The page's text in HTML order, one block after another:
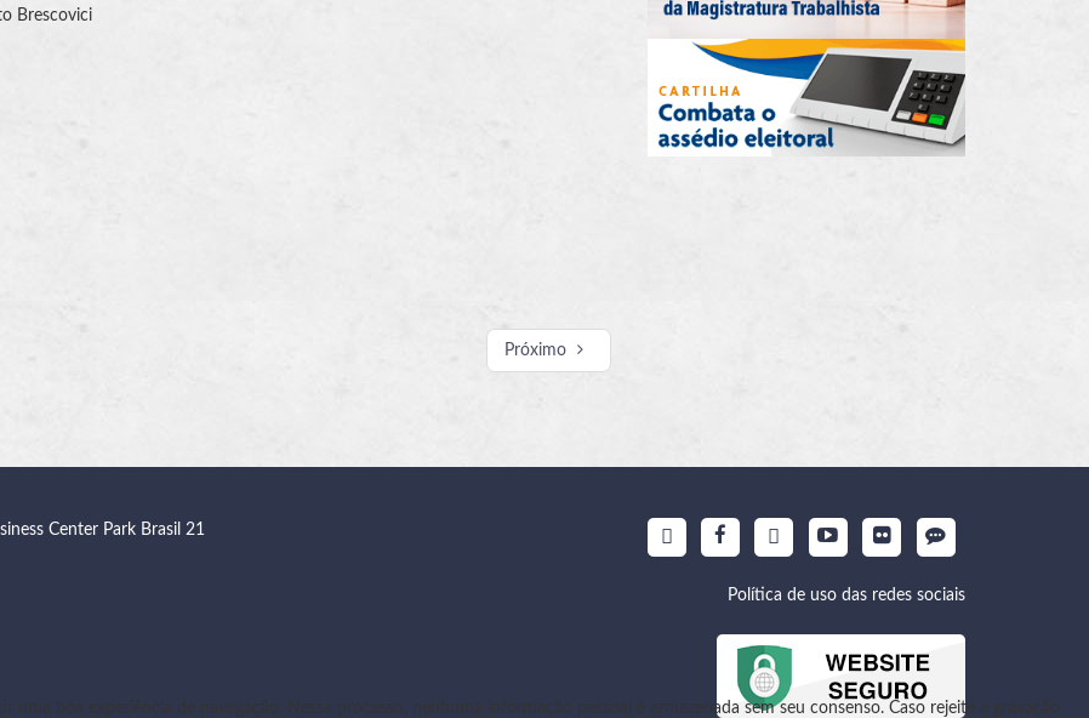
Brescovici
Próximo
Center Park Brasil 21
Política de uso das redes sociais
boa experiência de navegação. Nesse processo, nenhuma informação pessoal é armazenada sem seu consenso. Caso rejeite a gravação